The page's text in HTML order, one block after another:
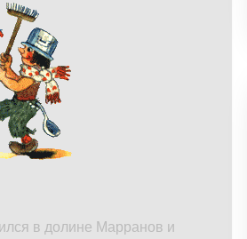
в долине Марранов и